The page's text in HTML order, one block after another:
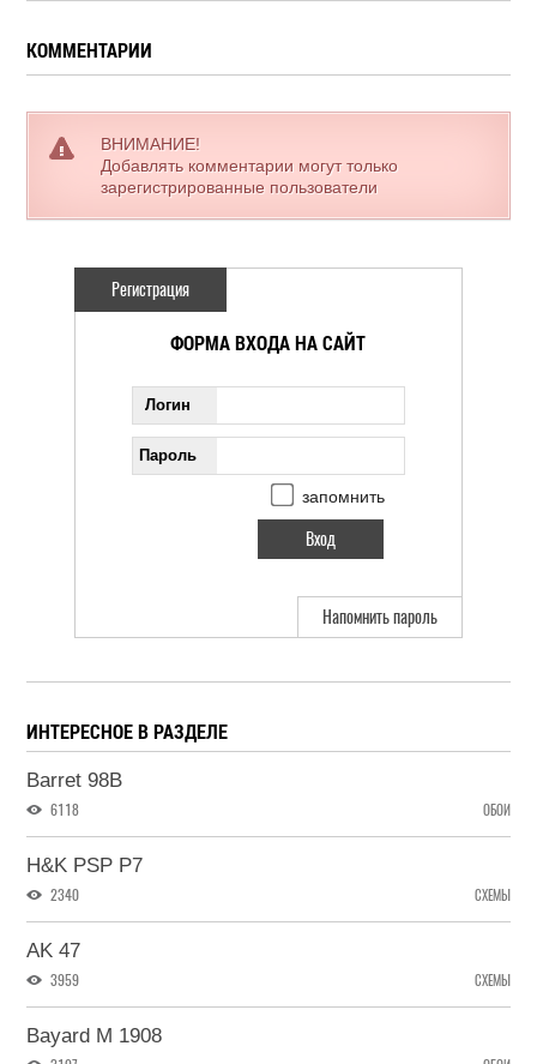
КОММЕНТАРИИ
ВНИМАНИЕ!
Добавлять комментарии могут только
зарегистрированные пользователи
Регистрация
ФОРМА ВХОДА НА САЙТ
Логин
Пароль
запомнить
Напомнить пароль
ИНТЕРЕСНОЕ В РАЗДЕЛЕ
Barret 98B
6118 ОБОИ
H&K PSP P7
2340 СХЕМЫ
AK 47
3959 СХЕМЫ
Bayard M 1908